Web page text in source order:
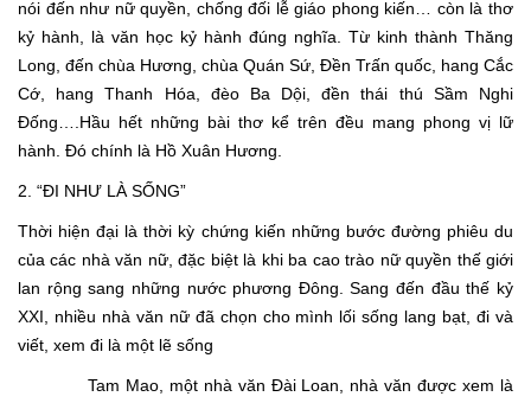
nói đến như nữ quyền, chống đối lễ giáo phong kiến… còn là thơ
kỷ hành, là văn học kỷ hành đúng nghĩa. Từ kinh thành Thăng
Long, đến chùa Hương, chùa Quán Sứ, Đền Trấn quốc, hang Cắc
Cớ, hang Thanh Hóa, đèo Ba Dội, đền thái thú Sầm Nghi
Đống….Hầu hết những bài thơ kể trên đều mang phong vị lữ
hành. Đó chính là Hồ Xuân Hương.
2. “ĐI NHƯ LÀ SỐNG”
Thời hiện đại là thời kỳ chứng kiến những bước đường phiêu du
của các nhà văn nữ, đặc biệt là khi ba cao trào nữ quyền thế giới
lan rộng sang những nước phương Đông. Sang đến đầu thế kỷ
XXI, nhiều nhà văn nữ đã chọn cho mình lối sống lang bạt, đi và
viết, xem đi là một lẽ sống
Tam Mao, một nhà văn Đài Loan, nhà văn được xem là